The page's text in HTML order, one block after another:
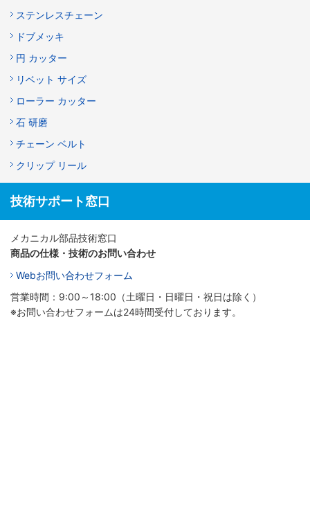
ステンレスチェーン
ドブメッキ
円 カッター
リベット サイズ
ローラー カッター
石 研磨
チェーン ベルト
クリップ リール
技術サポート窓口
メカニカル部品技術窓口
商品の仕様・技術のお問い合わせ
Webお問い合わせフォーム
営業時間：9:00～18:00（土曜日・日曜日・祝日は除く）
※お問い合わせフォームは24時間受付しております。